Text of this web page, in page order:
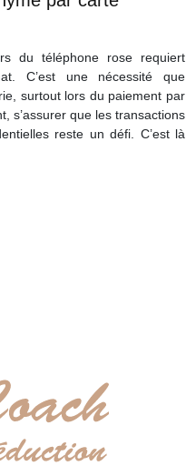
du téléphone rose requiert
C’est une nécessité que
surtout lors du paiement par
s’assurer que les transactions
reste un défi. C’est là